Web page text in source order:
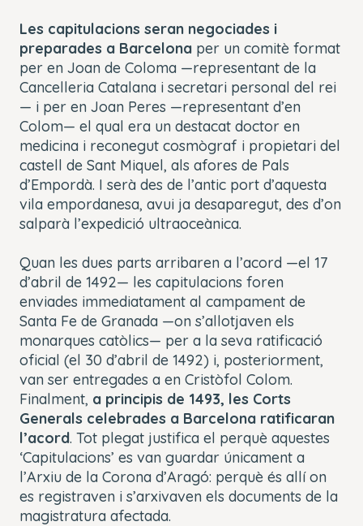
Les capitulacions seran negociades i
preparades a Barcelona per un comitè format
per en Joan de Coloma —representant de la
Cancelleria Catalana i secretari personal del rei
— i per en Joan Peres —representant d’en
Colom— el qual era un destacat doctor en
medicina i reconegut cosmògraf i propietari del
castell de Sant Miquel, als afores de Pals
d’Empordà. I serà des de l’antic port d’aquesta
vila empordanesa, avui ja desaparegut, des d’on
salparà l’expedició ultraoceànica.
Quan les dues parts arribaren a l’acord —el 17
d’abril de 1492— les capitulacions foren
enviades immediatament al campament de
Santa Fe de Granada —on s’allotjaven els
monarques catòlics— per a la seva ratificació
oficial (el 30 d’abril de 1492) i, posteriorment,
van ser entregades a en Cristòfol Colom.
Finalment, a principis de 1493, les Corts
Generals celebrades a Barcelona ratificaran
l’acord. Tot plegat justifica el perquè aquestes
‘Capitulacions’ es van guardar únicament a
l’Arxiu de la Corona d’Aragó: perquè és allí on
es registraven i s’arxivaven els documents de la
magistratura afectada.